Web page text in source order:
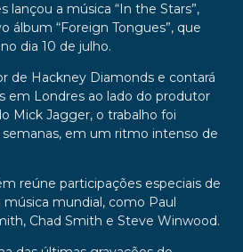
lançou a música “In the Stars”,
álbum “Foreign Tongues”, que
dia 10 de julho.
de Hackney Diamonds e contará
em Londres ao lado do produtor
Mick Jagger, o trabalho foi
em um ritmo intenso de
reúne participações especiais de
mundial, como Paul
Chad Smith e Steve Winwood.